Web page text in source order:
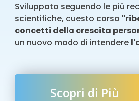
Sviluppato seguendo le più
scientifiche, questo corso
concetti della crescita
un nuovo modo di intendere
Scopri di Più